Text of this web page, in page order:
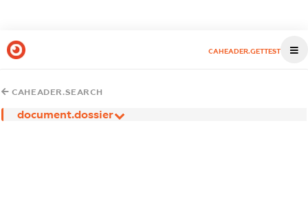
CAHEADER.GETTEST
CAHEADER.SEARCH
document.dossier